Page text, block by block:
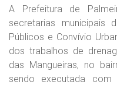
A Prefeitura de
secretarias municipais
Públicos e Convívio
dos trabalhos de
das Mangueiras, no
sendo executada